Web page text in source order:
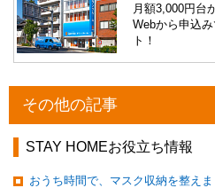
月額3,000円台
Webから申込
ト！
その他の記事
STAY HOMEお役立ち情報
おうち時間で、マスク収納を整えま